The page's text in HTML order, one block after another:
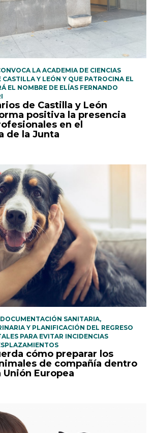
LA ACADEMIA DE CIENCIAS
CASTILLA Y LEÓN Y QUE PATROCINA EL
EL NOMBRE DE ELÍAS FERNANDO
de Castilla y León
positiva la presencia
en el
de la Junta
SANITARIA,
Y PLANIFICACIÓN DEL REGRESO
PARA EVITAR INCIDENCIAS
cómo preparar los
de compañía dentro
Europea